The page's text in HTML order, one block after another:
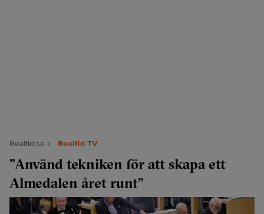
Realtid.se Realtid TV
”Använd tekniken för att skapa ett
Almedalen året runt”